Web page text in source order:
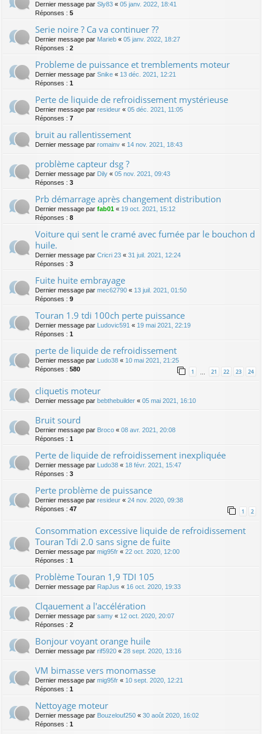
Dernier message par Sly83 « 05 janv. 2022, 18:41
Réponses : 5
Serie noire ? Ca va continuer ??
Dernier message par Marieb « 05 janv. 2022, 18:27
Réponses : 2
Probleme de puissance et tremblements moteur
Dernier message par Snike « 13 déc. 2021, 12:21
Réponses : 1
Perte de liquide de refroidissement mystérieuse
Dernier message par resideur « 05 déc. 2021, 11:05
Réponses : 7
bruit au rallentissement
Dernier message par romainv « 14 nov. 2021, 18:43
problème capteur dsg ?
Dernier message par Dily « 05 nov. 2021, 09:43
Réponses : 3
Prb démarrage après changement distribution
Dernier message par fab01 « 19 oct. 2021, 15:12
Réponses : 8
Voiture qui sent le cramé avec fumée par le bouchon d
huile.
Dernier message par Cricri 23 « 31 juil. 2021, 12:24
Réponses : 3
Fuite huite embrayage
Dernier message par mec62790 « 13 juil. 2021, 01:50
Réponses : 9
Touran 1.9 tdi 100ch perte puissance
Dernier message par Ludovic591 « 19 mai 2021, 22:19
Réponses : 1
perte de liquide de refroidissement
Dernier message par Ludo38 « 10 mai 2021, 21:25
Réponses : 580 1 … 21 22 23 24
cliquetis moteur
Dernier message par bebthebuilder « 05 mai 2021, 16:10
Bruit sourd
Dernier message par Broco « 08 avr. 2021, 20:08
Réponses : 1
Perte de liquide de refroidissement inexpliquée
Dernier message par Ludo38 « 18 févr. 2021, 15:47
Réponses : 3
Perte problème de puissance
Dernier message par resideur « 24 nov. 2020, 09:38
Réponses : 47 1 2
Consommation excessive liquide de refroidissement
Touran Tdi 2.0 sans signe de fuite
Dernier message par mig95fr « 22 oct. 2020, 12:00
Réponses : 1
Problème Touran 1,9 TDI 105
Dernier message par RapJus « 16 oct. 2020, 19:33
Clqauement a l'accélération
Dernier message par samy « 12 oct. 2020, 20:07
Réponses : 2
Bonjour voyant orange huile
Dernier message par rif5920 « 28 sept. 2020, 13:16
VM bimasse vers monomasse
Dernier message par mig95fr « 10 sept. 2020, 12:21
Réponses : 1
Nettoyage moteur
Dernier message par Bouzelouf250 « 30 août 2020, 16:02
Réponses : 1